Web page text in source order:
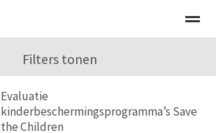
Werken met kinderen
Nieuws Agenda E-mail
Filters tonen
Evaluatie
kinderbeschermingsprogramma’s Save
the Children